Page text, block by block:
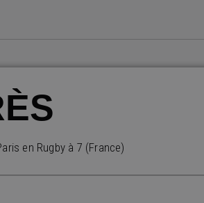
en Rugby à 7 (France)